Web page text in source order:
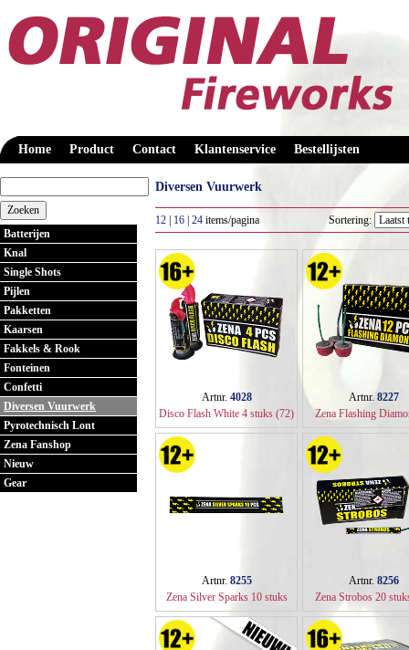
Home Product Contact Klantenservice Bestellijsten
Batterijen
Knal
Single Shots
Pijlen
Pakketten
Kaarsen
Fakkels & Rook
Fonteinen
Confetti
Diversen Vuurwerk
Pyrotechnisch Lont
Zena Fanshop
Nieuw
Gear
Diversen Vuurwerk
12 16 24 items/pagina Sortering:
Artnr. 4028
Disco Flash White 4 stuks (72)
Artnr. 8227
Zena Flashing
stuks (160)
Artnr. 8255
Zena Silver Sparks 10 stuks
(100)
Artnr. 8256
Zena Strobos 20